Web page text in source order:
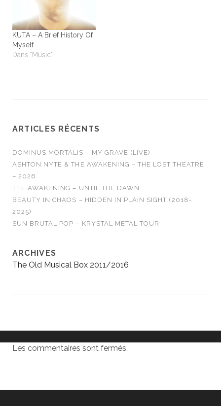
KUTA – A Brief History Of
Myself
Dans "Music"
ARTICLES RÉCENTS
DOMINUS MORTALIS – MY GRAVE (LIVE)
ASHTON NYTE & THE AWAKENING – THE LOST THEATRE
– 2026
THE AWAKENING – UNTIL THE DAWN
BEAUTY IN CHAOS – HIDDEN IN PLAIN SIGHT (2018-
2025)
SUN BRUTAL POP – KRYSTAL METAL TOUR
ARCHIVES
The Old Musical Box 2011/2016
Les commentaires sont fermés.